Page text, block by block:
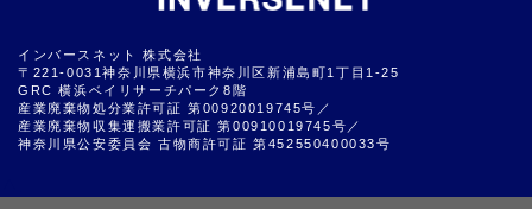
インバースネット 株式会社
〒221-0031神奈川県横浜市神奈川区新浦島町1丁目1-25
GRC 横浜ベイリサーチパーク8階
産業廃棄物処分業許可証 第00920019745号／
産業廃棄物収集運搬業許可証 第00910019745号／
神奈川県公安委員会 古物商許可証 第452550400033号